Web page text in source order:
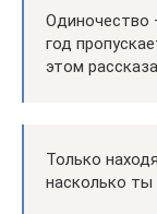
Одиночество
год
этом
Только
насколько